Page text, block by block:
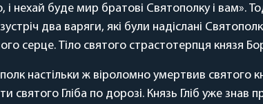
і нехай буде мир братові Святополку і вам».
два варяги, які були надіслані
серце. Тіло святого страстотерпця князя
настільки ж віроломно умертвив святого
святого Гліба по дорозі. Князь Гліб уже знав